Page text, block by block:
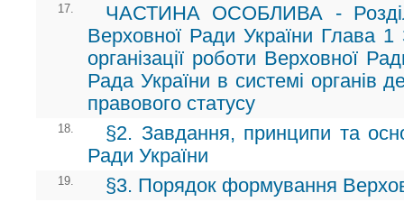
17.
ЧАСТИНА ОСОБЛИВА - Розділ
Верховної Ради України Глава 1
організації роботи Верховної
Рада України в системі органів
правового статусу
18.
§2. Завдання, принципи та
Ради України
19. §3. Порядок формування